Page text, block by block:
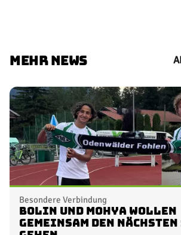
MEHR NEWS
Besondere Verbindung
Bolin und Mohya wollen
gemeinsam den